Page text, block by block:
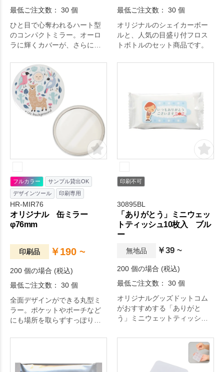
最低ご注文数： 30 個
ひと目で心奪われるハート型
のコンパクトミラー。オーロ
ラに輝くカバーが、さらにギ
最低ご注文数： 30 個
オリジナルのシェイカーボー
ルと、人気の目盛り付フロス
トボトルのセット商品です。
フルカラー
サンプル貸出OK
デザインツール
印刷専用
HR-MIR76
オリジナル 缶ミラー
φ76mm
印刷品 ￥190 ~
200 個の場合 (税込)
最低ご注文数： 30 個
全面デザインができる丸型ミ
ラー。ポケットやポーチなど
にも場所を取らずすっぽり収
ない缶ミラーは、配布しやす
テムです。
印刷不可
30895BL
「ありがとう」ミニウェッ
トティッシュ10枚入 ブル
ー
無地品 ￥39 ~
200 個の場合 (税込)
最低ご注文数： 30 個
オリジナルグッズドットコム
がおすすめする「ありがと
う」ミニウェットティッシュ
キグッズ！お礼メッセージ付
きで気持ちが伝わります！。
日々の生活をちょっぴり豊か
にするアイテムです。